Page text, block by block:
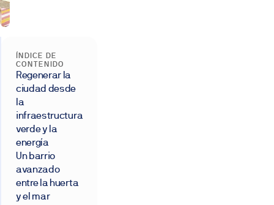
ÍNDICE DE
CONTENIDO
Regenerar la
ciudad desde
la
infraestructura
verde y la
energía
Un barrio
avanzado
entre la huerta
y el mar